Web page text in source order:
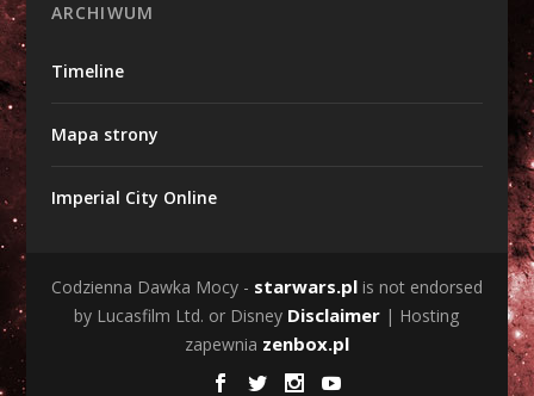
ARCHIWUM
Timeline
Mapa strony
Imperial City Online
Codzienna Dawka Mocy - starwars.plis not endorsed
by Lucasfilm Ltd. or Disney Disclaimer | Hosting
zapewnia zenbox.pl